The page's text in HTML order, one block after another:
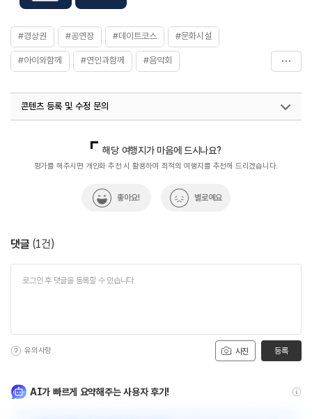
#경상권 #공연장 #데이트코스 #문화시설
#아이와함께 #연인과함께 #음악회
#포항문화예술회관 #힐링
콘텐츠 등록 및 수정 문의
열린관광콘텐츠팀(열린관광-모두의여행)
033-738-3425
해당 여행지가 마음에 드시나요?
평가를 해주시면 개인화 추천 시 활용하여 최적의 여행지를 추천해 드리겠습니다.
좋아요! 별로예요
댓글 (1건)
사진
유의사항 등록
AI가 빠르게 요약해주는 사용자 후기!